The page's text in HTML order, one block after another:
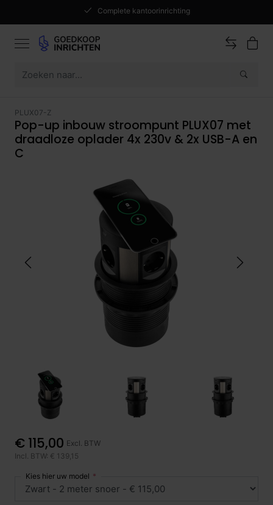
Complete kantoorinrichting
PLUX07-Z
Pop-up inbouw stroompunt PLUX07 met
draadloze oplader 4x 230v & 2x USB-A en
C
€ 115,00 Excl. BTW
Incl. BTW: € 139,15
Kies hier uw model